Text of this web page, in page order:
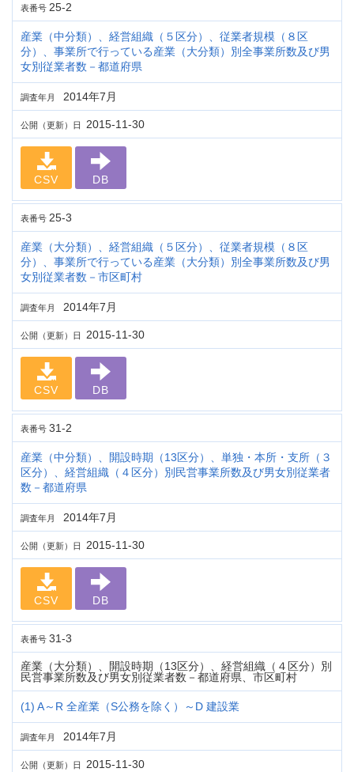
表番号 25-2
産業（中分類）、経営組織（５区分）、従業者規模（８区
分）、事業所で行っている産業（大分類）別全事業所数及び男
女別従業者数－都道府県
調査年月 2014年7月
公開（更新）日 2015-11-30
CSV DB
表番号 25-3
産業（大分類）、経営組織（５区分）、従業者規模（８区
分）、事業所で行っている産業（大分類）別全事業所数及び男
女別従業者数－市区町村
調査年月 2014年7月
公開（更新）日 2015-11-30
CSV DB
表番号 31-2
産業（中分類）、開設時期（13区分）、単独・本所・支所（３
区分）、経営組織（４区分）別民営事業所数及び男女別従業者
数－都道府県
調査年月 2014年7月
公開（更新）日 2015-11-30
CSV DB
表番号 31-3
産業（大分類）、開設時期（13区分）、経営組織（４区分）別
民営事業所数及び男女別従業者数－都道府県、市区町村
(1) A～R 全産業（S公務を除く）～D 建設業
調査年月 2014年7月
公開（更新）日 2015-11-30